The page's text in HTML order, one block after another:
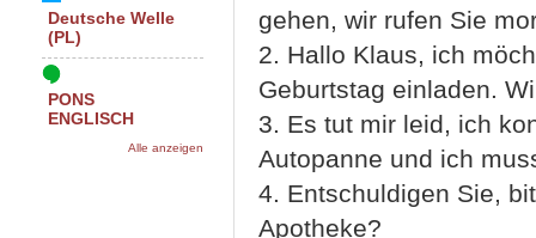
gehen, wir rufen Sie
2. Hallo Klaus, ich
Geburtstag einladen.
3. Es tut mir leid, ich
Autopanne und ich
4. Entschuldigen Sie,
Apotheke?
Deutsche Welle
(PL)
PONS
ENGLISCH
Alle anzeigen